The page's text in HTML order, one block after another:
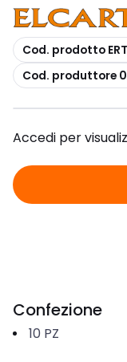
copia
Cod. prodotto
copia
Cod. produttore
Accedi per
Confezione
10 PZ